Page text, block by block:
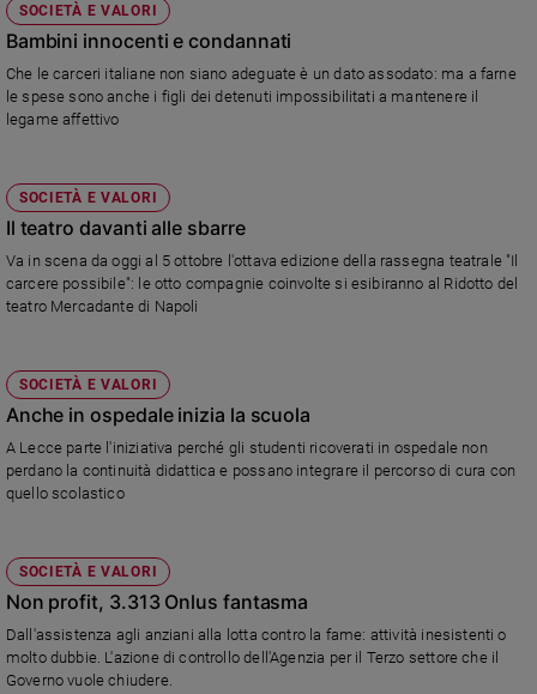
SOCIETÀ E VALORI
Bambini innocenti e condannati
Che le carceri italiane non siano adeguate è un dato assodato: ma a farne
le spese sono anche i figli dei detenuti impossibilitati a mantenere il
legame affettivo
SOCIETÀ E VALORI
Il teatro davanti alle sbarre
Va in scena da oggi al 5 ottobre l'ottava edizione della rassegna teatrale "Il
carcere possibile": le otto compagnie coinvolte si esibiranno al Ridotto del
teatro Mercadante di Napoli
SOCIETÀ E VALORI
Anche in ospedale inizia la scuola
A Lecce parte l'iniziativa perché gli studenti ricoverati in ospedale non
perdano la continuità didattica e possano integrare il percorso di cura con
quello scolastico
SOCIETÀ E VALORI
Non profit, 3.313 Onlus fantasma
Dall'assistenza agli anziani alla lotta contro la fame: attività inesistenti o
molto dubbie. L'azione di controllo dell'Agenzia per il Terzo settore che il
Governo vuole chiudere.